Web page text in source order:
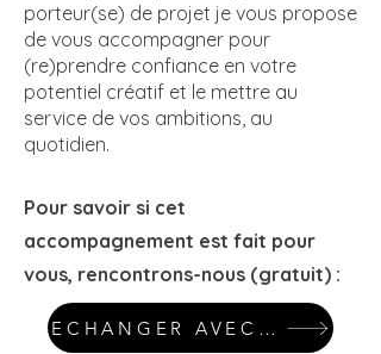
porteur(se) de projet je vous propose
de vous accompagner pour
(re)prendre confiance en votre
potentiel créatif et le mettre au
service de vos ambitions, au
quotidien.
Pour savoir si cet
accompagnement est fait pour
vous, rencontrons-nous (gratuit) :
ECHANGER AVEC AUDE (FREE)